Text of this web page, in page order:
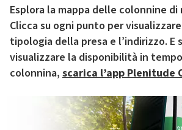
Esplora la mappa delle colonnine
Clicca su ogni punto per
tipologia della presa e l’indirizzo. E
visualizzare la disponibilità in
colonnina, scarica l’app Plenitude